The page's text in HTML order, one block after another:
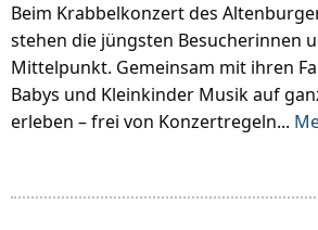
Beim Krabbelkonzert des
stehen die jüngsten Besucherinnen
Mittelpunkt. Gemeinsam mit ihren
Babys und Kleinkinder Musik auf
erleben – frei von Konzertregeln...